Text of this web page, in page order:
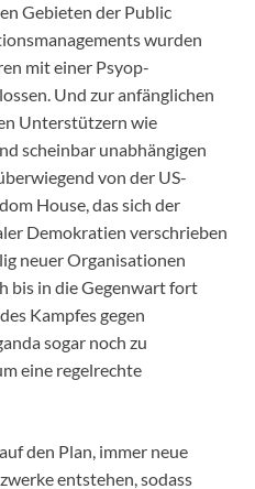
Gebieten der Public
wurden
mit einer Psyop-
Und zur anfänglichen
Unterstützern wie
scheinbar unabhängigen
von der US-
House, das sich der
Demokratien verschrieben
neuer Organisationen
bis in die Gegenwart fort
Kampfes gegen
sogar noch zu
eine regelrechte
den Plan, immer neue
entstehen, sodass